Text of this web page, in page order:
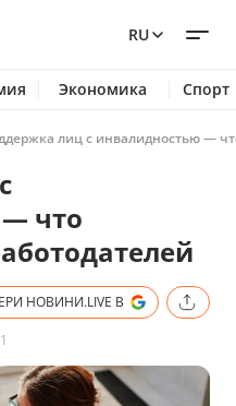
RU
Экономика Спорт
лиц с инвалидностью —
что
НОВИНИ.LIVE В